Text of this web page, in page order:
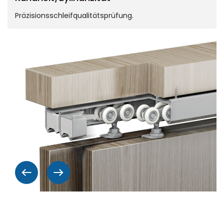
Präzisionsschleifqualitätsprüfung.